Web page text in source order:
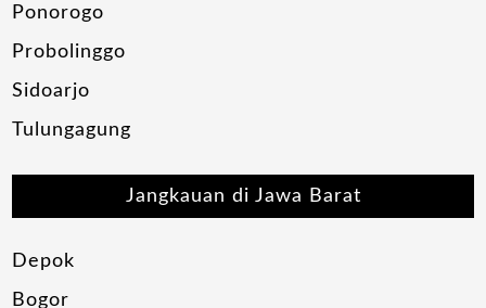
Ponorogo
Probolinggo
Sidoarjo
Tulungagung
Jangkauan di Jawa Barat
Depok
Bogor